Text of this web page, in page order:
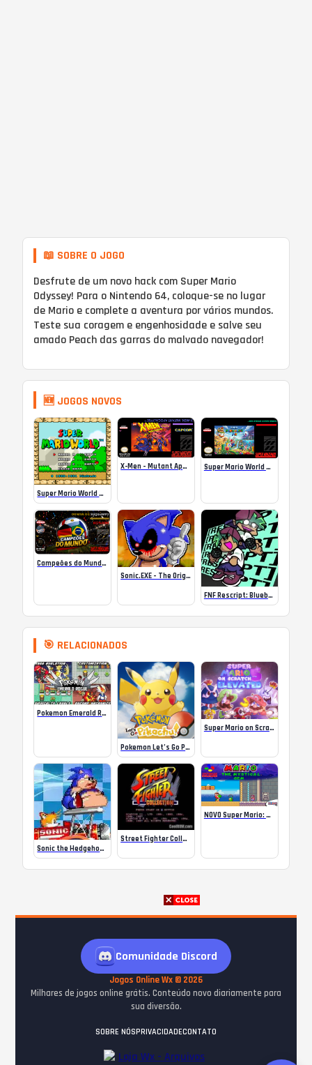
📖 SOBRE O JOGO
Desfrute de um novo hack com Super Mario
Odyssey! Para o Nintendo 64, coloque-se no lugar
de Mario e complete a aventura por vários mundos.
Teste sua coragem e engenhosidade e salve seu
amado Peach das garras do malvado navegador!
🆕 JOGOS NOVOS
Super Mario World SA-1 Online
X-Men – Mutant Apocalypse Rebalanced Online Super Mario World Mix Online
Campeões do Mundo (ISS) Online
Sonic.EXE – The Original Game Online
FNF Rescript: Blueballed
🎯 RELACIONADOS
Pokemon Emerald Rogue Vanilla 1.2.0
Pokemon Let’s Go Pikachu – GBA
Super Mario on Scratch 5 Elevated
Sonic the Hedgehog 2 XL
Street Fighter Collection (Disc 1)
NOVO Super Mario: The Mystical Gem para Super Nintendo
Comunidade Discord
Jogos Online Wx © 2026
Milhares de jogos online grátis. Conteúdo novo diariamente para
sua diversão.
SOBRE NÓSPRIVACIDADECONTATO